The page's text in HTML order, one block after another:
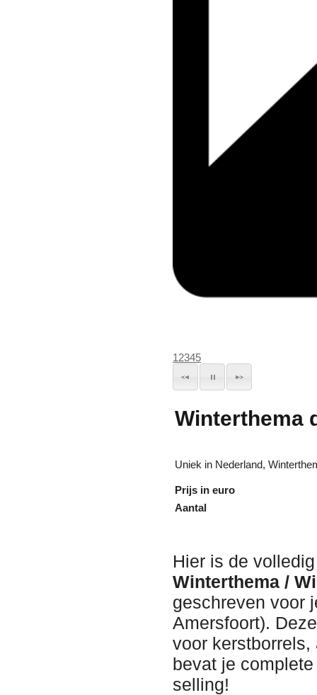
12345
Winterthema
Uniek in Nederland,
Prijs in euro
Aantal
Hier is de
Winterthema /
geschreven voor
Amersfoort).
voor
bevat je
selling!